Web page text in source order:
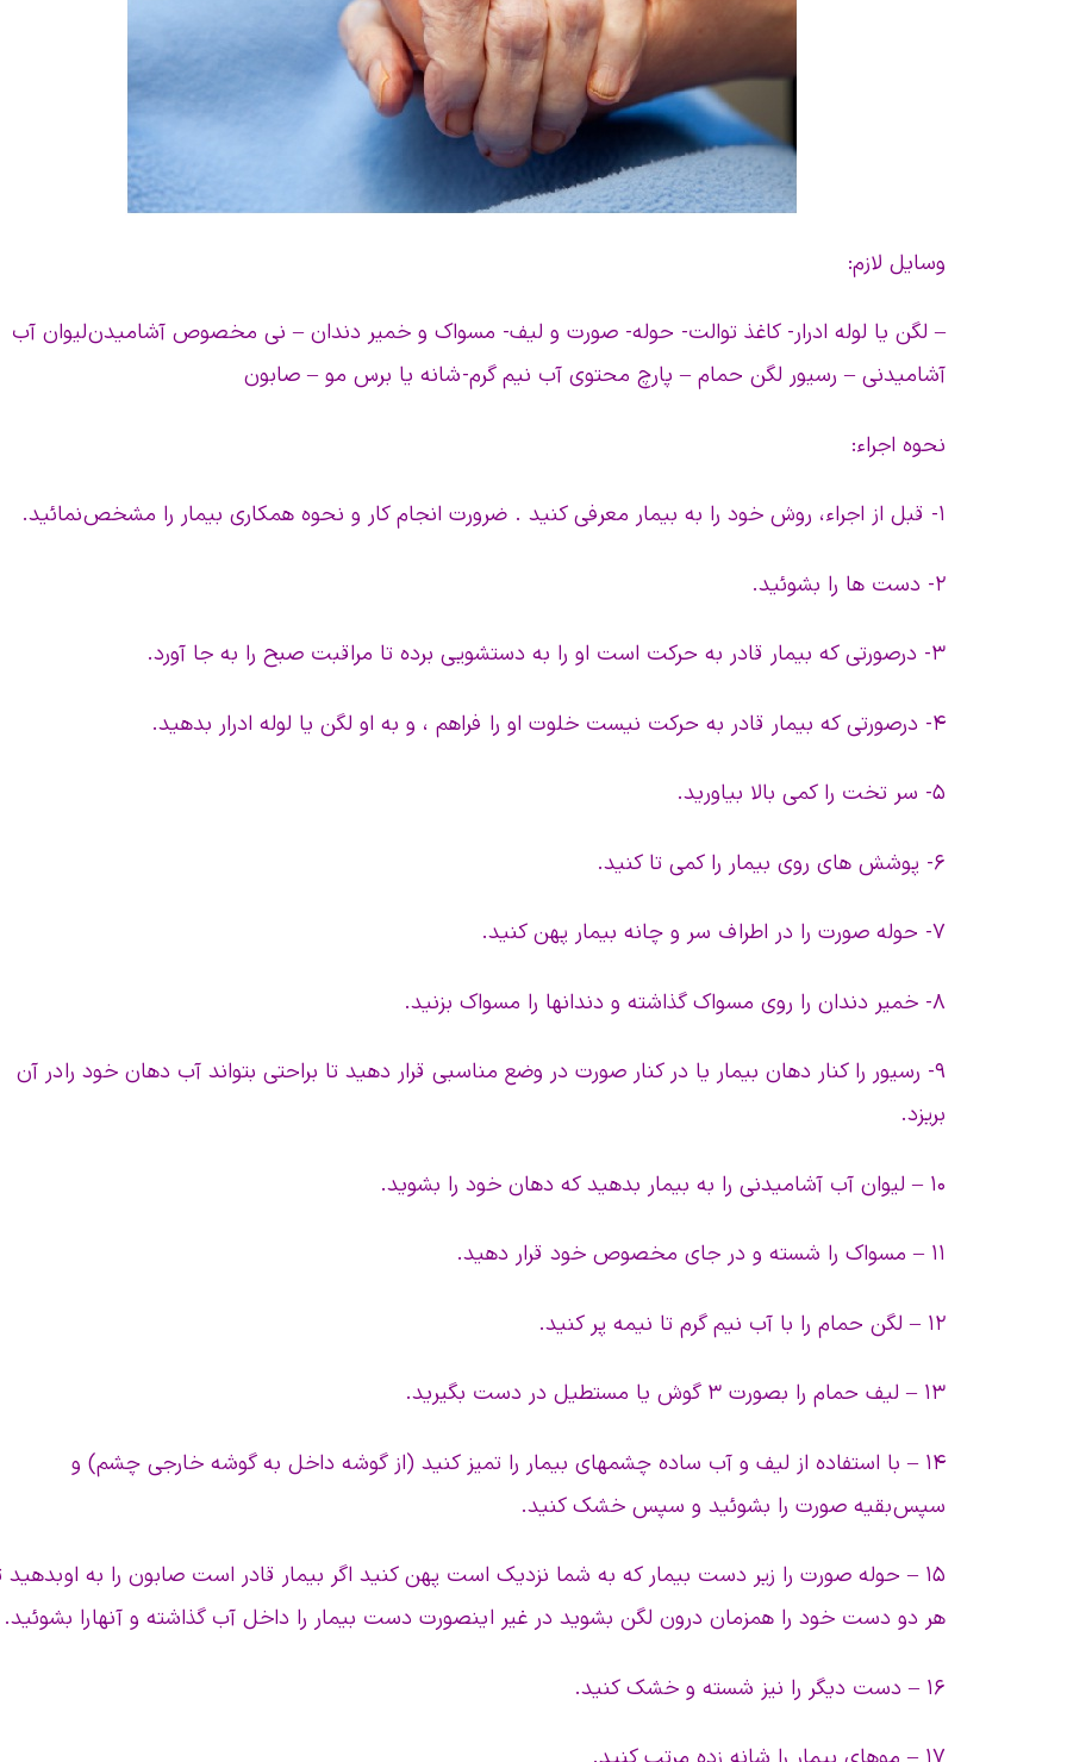
وسایل لازم:
– لگن یا لوله ادرار- کاغذ توالت- حوله- صورت و لیف- مسواک و خمیر دندان – نی مخصوص آشامیدن لیوان آب
آشامیدنی – رسیور لگن حمام – پارچ محتوی آب نیم گرم- شانه یا برس مو – صابون
نحوه اجراء:
۱- قبل از اجراء، روش خود را به بیمار معرفی کنید . ضرورت انجام کار و نحوه همکاری بیمار را مشخص نمائید.
۲- دست ها را بشوئید.
۳- درصورتی که بیمار قادر به حرکت است او را به دستشویی برده تا مراقبت صبح را به جا آورد.
۴- درصورتی که بیمار قادر به حرکت نیست خلوت او را فراهم ، و به او لگن یا لوله ادرار بدهید.
۵- سر تخت را کمی بالا بیاورید.
۶- پوشش های روی بیمار را کمی تا کنید.
۷- حوله صورت را در اطراف سر و چانه بیمار پهن کنید.
۸- خمیر دندان را روی مسواک گذاشته و دندانها را مسواک بزنید.
۹- رسیور را کنار دهان بیمار یا در کنار صورت در وضع مناسبی قرار دهید تا براحتی بتواند آب دهان خود را در آن
بریزد.
۱۰ – لیوان آب آشامیدنی را به بیمار بدهید که دهان خود را بشوید.
۱۱ – مسواک را شسته و در جای مخصوص خود قرار دهید.
۱۲ – لگن حمام را با آب نیم گرم تا نیمه پر کنید.
۱۳ – لیف حمام را بصورت ۳ گوش یا مستطیل در دست بگیرید.
۱۴ – با استفاده از لیف و آب ساده چشمهای بیمار را تمیز کنید (از گوشه داخل به گوشه خارجی چشم) و
سپس بقیه صورت را بشوئید و سپس خشک کنید.
۱۵ – حوله صورت را زیر دست بیمار که به شما نزدیک است پهن کنید اگر بیمار قادر است صابون را به او بدهید
هر دو دست خود را همزمان درون لگن بشوید در غیر اینصورت دست بیمار را داخل آب گذاشته و آنها را بشوئید.
۱۶ – دست دیگر را نیز شسته و خشک کنید.